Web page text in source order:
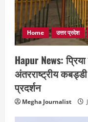
Home उत्तर प्रदेश
Hapur News:
अंतरराष्ट्रीय
प्रदर्शन
Megha Journalist